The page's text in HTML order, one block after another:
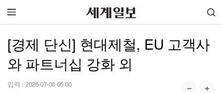
[경제 단신] 현대제철, EU 고객사
와 파트너십 강화 외
입력 : 2026-07-08 05:00